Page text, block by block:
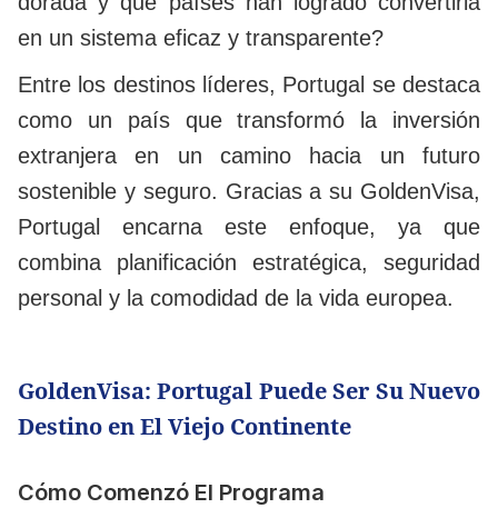
en un sistema eficaz y transparente?
Entre los destinos líderes, Portugal se destaca
como un país que transformó la inversión
extranjera en un camino hacia un futuro
sostenible y seguro. Gracias a su GoldenVisa,
Portugal encarna este enfoque, ya que
combina planificación estratégica, seguridad
personal y la comodidad de la vida europea.
GoldenVisa: Portugal Puede Ser Su Nuevo
Destino en El Viejo Continente
Cómo Comenzó El Programa